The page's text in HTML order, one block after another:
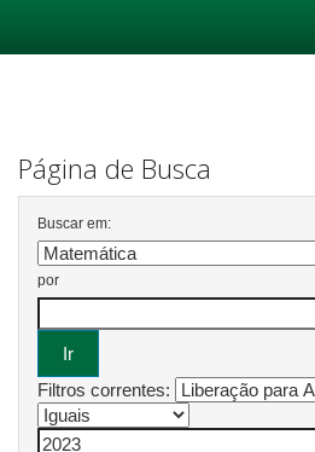
Página de Busca
Buscar em:
por
Filtros correntes: